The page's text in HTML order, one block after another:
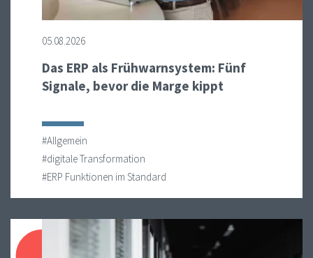
05.08.2026
Das ERP als Frühwarnsystem: Fünf
Signale, bevor die Marge kippt
#Allgemein
#digitale Transformation
#ERP Funktionen im Standard